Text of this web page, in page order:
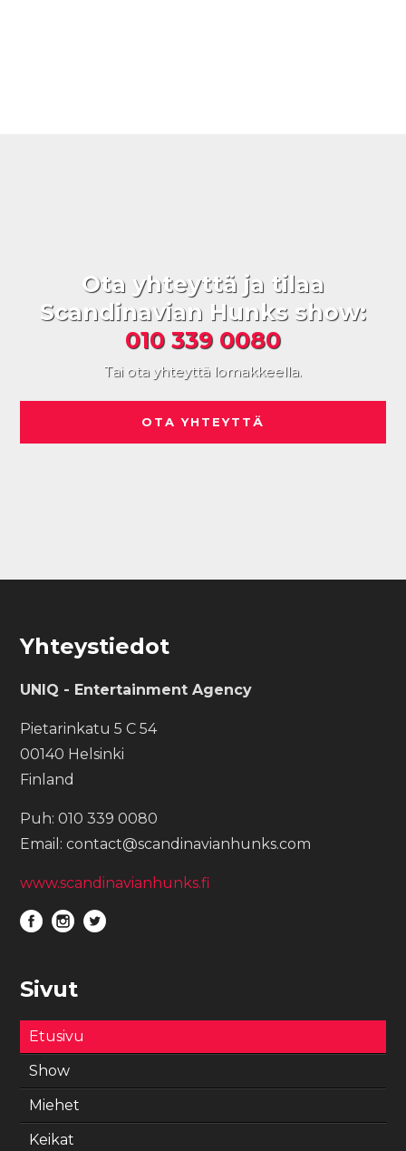
Ota yhteyttä ja tilaa
Scandinavian Hunks show:
010 339 0080
Tai ota yhteyttä lomakkeella.
OTA YHTEYTTÄ
Footer
Yhteystiedot
UNIQ - Entertainment Agency
Pietarinkatu 5 C 54
00140 Helsinki
Finland
Puh: 010 339 0080
Email: contact@scandinavianhunks.com
www.scandinavianhunks.fi
Sivut
Etusivu
Show
Miehet
Keikat